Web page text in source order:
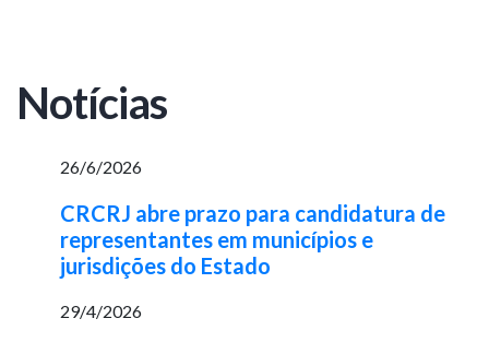
Notícias
26/6/2026
CRCRJ abre prazo para candidatura de
representantes em municípios e
jurisdições do Estado
29/4/2026